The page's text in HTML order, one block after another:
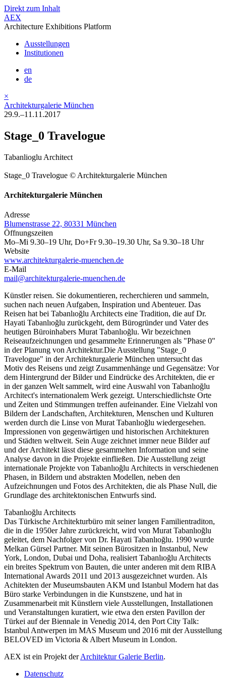
Direkt zum Inhalt
AEX
Architecture Exhibitions Platform
Ausstellungen
Institutionen
en
de
×
Architekturgalerie München
29.9.–11.11.2017
Stage_0 Travelogue
Tabanlioglu Architect
Stage_0 Travelogue © Architekturgalerie München
Architekturgalerie München
Adresse
Blumenstrasse 22, 80331 München
Öffnungszeiten
Mo–Mi 9.30–19 Uhr, Do+Fr 9.30–19.30 Uhr, Sa 9.30–18 Uhr
Website
www.architekturgalerie-muenchen.de
E-Mail
mail@architekturgalerie-muenchen.de
Künstler reisen. Sie dokumentieren, recherchieren und sammeln,
suchen nach neuen Aufgaben, Inspiration und Abenteuer. Das
Reisen hat bei Tabanlıoğlu Architects eine Tradition, die auf Dr.
Hayati Tabanlıoğlu zurückgeht, dem Bürogründer und Vater des
heutigen Büroinhabers Murat Tabanlıoğlu. Wir bezeichnen
Reiseaufzeichnungen und gesammelte Erinnerungen als "Phase 0"
in der Planung von Architektur.Die Ausstellung "Stage_0
Travelogue" in der Architekturgalerie München untersucht das
Motiv des Reisens und zeigt Zusammenhänge und Gegensätze: Vor
dem Hintergrund der Bilder und Eindrücke des Architekten, die er
in der ganzen Welt sammelt, wird eine Auswahl von Tabanlıoğlu
Architect's internationalem Werk gezeigt. Unterschiedlichste Orte
und Zeiten und Stimmungen treffen aufeinander. Eine Vielzahl von
Bildern der Landschaften, Architekturen, Menschen und Kulturen
werden durch die Linse von Murat Tabanlıoğlu wiedergesehen.
Impressionen von gegenwärtigen und historischen Architekturen
und Städten weltweit. Sein Auge zeichnet immer neue Bilder auf
und der Architekt lässt diese gesammelten Information und seine
Analyse davon in die Projekte einfließen. Die Ausstellung zeigt
internationale Projekte von Tabanlıoğlu Architects in verschiedenen
Phasen, in Bildern und abstrakten Modellen, neben den
Aufzeichnungen und Fotos des Architekten, die als Phase Null, die
Grundlage des architektonischen Entwurfs sind.
Tabanlıoğlu Architects
Das Türkische Architekturbüro mit seiner langen Familientraditon,
die in die 1950er Jahre zurückreicht, wird von Murat Tabanlıoğlu
geleitet, dem Nachfolger von Dr. Hayati Tabanlıoğlu. 1990 wurde
Melkan Gürsel Partner. Mit seinen Bürositzen in Instanbul, New
York, London, Dubai und Doha, realisiert Tabanlıoğlu Architects
ein breites Spektrum von Bauten, die unter anderen mit dem RIBA
International Awards 2011 und 2013 ausgezeichnet wurden. Als
Achitekten der Museumsbauten AKM und Istanbul Modern hat das
Büro starke Verbindungen in die Kunstszene, und hat in
Zusammenarbeit mit Künstlern viele Ausstellungen, Installationen
und Veranstaltungen kuratiert, wie etwa den ersten Pavillon der
Türkei auf der Biennale in Venedig 2014, den Port City Talk:
Istanbul Antwerpen im MAS Museum und 2016 mit der Ausstellung
BELOVED im Victoria & Albert Museum in London.
AEX ist ein Projekt derArchitektur Galerie Berlin.
Datenschutz